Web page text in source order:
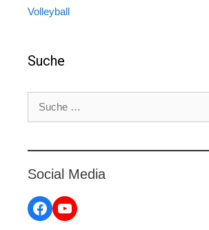
Volleyball
Suche
nach:
Social Media
Facebook
YouTube